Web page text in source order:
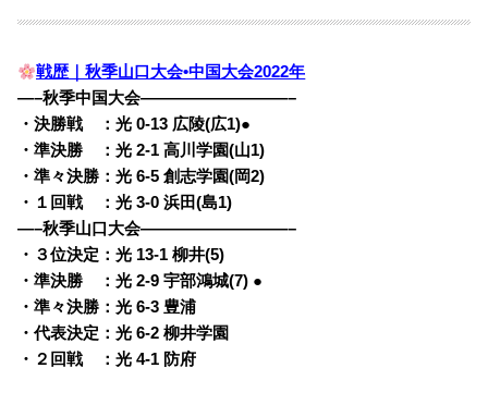
戦歴｜秋季山口大会•中国大会2022年
—–秋季中国大会—————————–
・決勝戦 ：光 0-13 広陵(広1)●
・準決勝 ：光 2-1 高川学園(山1)
・準々決勝：光 6-5 創志学園(岡2)
・１回戦 ：光 3-0 浜田(島1)
—–秋季山口大会—————————–
・３位決定：光 13-1 柳井(5)
・準決勝 ：光 2-9 宇部鴻城(7) ●
・準々決勝：光 6-3 豊浦
・代表決定：光 6-2 柳井学園
・２回戦 ：光 4-1 防府